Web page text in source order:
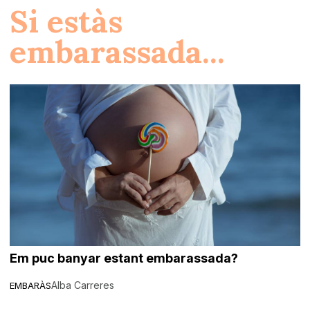
Si estàs
embarassada...
EMBARÀS
Em puc banyar estant embarassada?
Alba Carreres